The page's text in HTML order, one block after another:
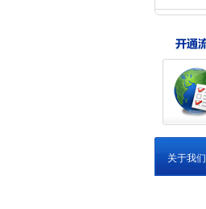
关于我们